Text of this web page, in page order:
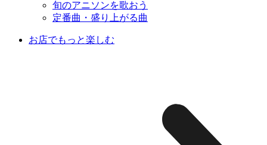
旬のアニソンを歌おう
定番曲・盛り上がる曲
お店でもっと楽しむ